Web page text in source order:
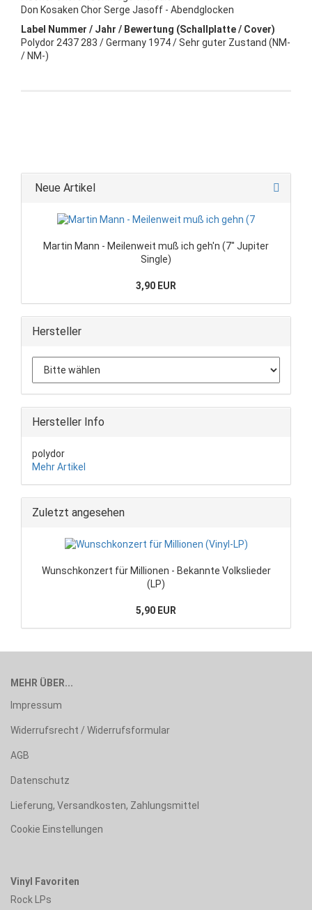
Don Kosaken Chor Serge Jasoff - Abendglocken
Label Nummer / Jahr / Bewertung (Schallplatte / Cover)
Polydor 2437 283 / Germany 1974 / Sehr guter Zustand (NM-
/ NM-)
Neue Artikel
Martin Mann - Meilenweit muß ich geh'n (7" Jupiter
Single)
3,90 EUR
Hersteller
Hersteller Info
polydor
Mehr Artikel
Zuletzt angesehen
Wunschkonzert für Millionen - Bekannte Volkslieder
(LP)
5,90 EUR
MEHR ÜBER...
Impressum
Widerrufsrecht / Widerrufsformular
AGB
Datenschutz
Lieferung, Versandkosten, Zahlungsmittel
Cookie Einstellungen
Vinyl Favoriten
Rock LPs